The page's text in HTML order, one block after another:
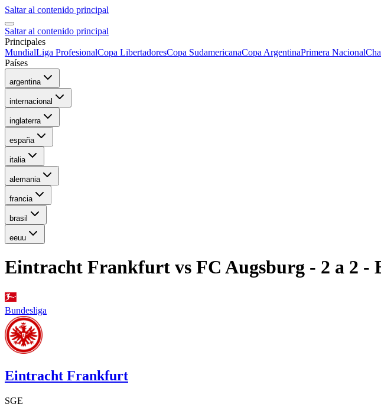
Saltar al contenido principal
Saltar al contenido principal
Principales
MundialLiga ProfesionalCopa LibertadoresCopa SudamericanaCopa ArgentinaPrimera Nacional
Países
argentina
internacional
inglaterra
españa
italia
alemania
francia
brasil
eeuu
Eintracht Frankfurt vs FC Augsburg - 2 a 2 -
Bundesliga
Eintracht Frankfurt
SGE